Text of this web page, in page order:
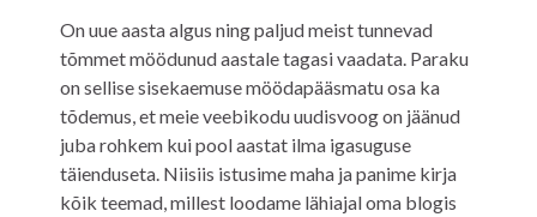
On uue aasta algus ning paljud meist tunnevad
tõmmet möödunud aastale tagasi vaadata. Paraku
on sellise sisekaemuse möödapääsmatu osa ka
tõdemus, et meie veebikodu uudisvoog on jäänud
juba rohkem kui pool aastat ilma igasuguse
täienduseta. Niisiis istusime maha ja panime kirja
kõik teemad, millest loodame lähiajal oma blogis